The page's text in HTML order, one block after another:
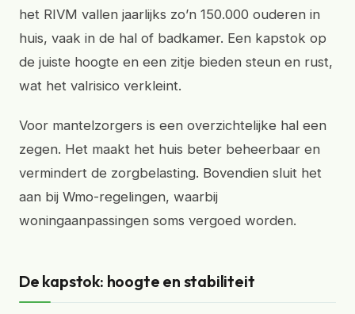
het RIVM vallen jaarlijks zo’n 150.000 ouderen in
huis, vaak in de hal of badkamer. Een kapstok op
de juiste hoogte en een zitje bieden steun en rust,
wat het valrisico verkleint.
Voor mantelzorgers is een overzichtelijke hal een
zegen. Het maakt het huis beter beheerbaar en
vermindert de zorgbelasting. Bovendien sluit het
aan bij Wmo-regelingen, waarbij
woningaanpassingen soms vergoed worden.
De kapstok: hoogte en stabiliteit